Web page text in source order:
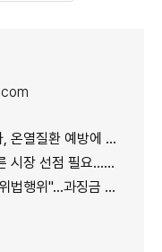
방에 가용자원 총동원"
요…주52시간제 손봐야"
징금 최대 15조원 전망